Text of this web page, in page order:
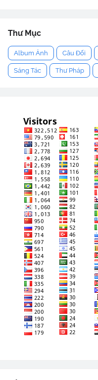
Thư Mục
Album Ảnh Câu Đối
Sáng Tác Thư Pháp